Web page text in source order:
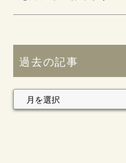
過去の記事